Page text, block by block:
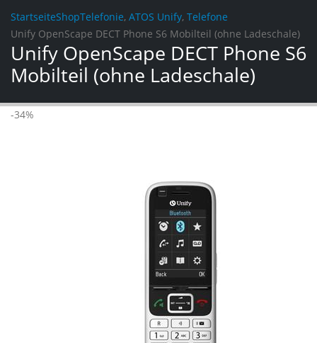
StartseiteShopTelefonie, ATOS Unify, Telefone
Unify OpenScape DECT Phone S6 Mobilteil (ohne Ladeschale)
Unify OpenScape DECT Phone S6
Mobilteil (ohne Ladeschale)
-34%